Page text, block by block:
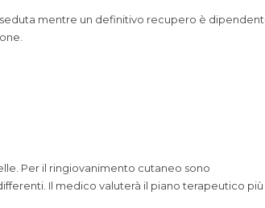
seduta mentre un definitivo recupero è
Per il ringiovanimento cutaneo sono
Il medico valuterà il piano terapeutico più